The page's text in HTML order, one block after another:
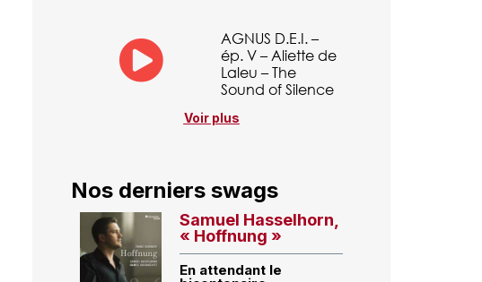
AGNUS D.E.I. –
ép. V – Aliette de
Laleu – The
Sound of Silence
Voir plus
Nos derniers swags
Samuel Hasselhorn,
« Hoffnung »
En attendant le